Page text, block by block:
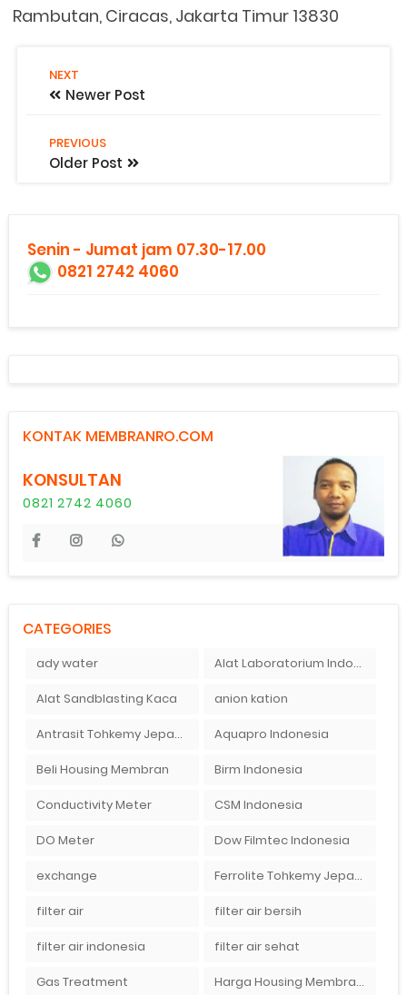
Rambutan, Ciracas, Jakarta Timur 13830
NEXT
Newer Post
PREVIOUS
Older Post
Senin - Jumat jam 07.30-17.00
0821 2742 4060
KONTAK MEMBRANRO.COM
KONSULTAN
0821 2742 4060
CATEGORIES
ady water Alat Laboratorium Indonesia
Alat Sandblasting Kaca anion kation
Antrasit Tohkemy Jepang Indonesia Aquapro Indonesia
Beli Housing Membran Birm Indonesia
Conductivity Meter CSM Indonesia
DO Meter Dow Filmtec Indonesia
exchange Ferrolite Tohkemy Jepang Indonesia
filter air filter air bersih
filter air indonesia filter air sehat
Gas Treatment Harga Housing Membran RO 2000 GPD